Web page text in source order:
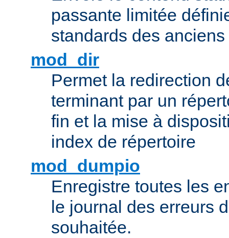
passante limitée
standards des
mod_dir
Permet la redirection
terminant par un
fin et la mise à
index de répertoire
mod_dumpio
Enregistre toutes les
le journal des erreurs
souhaitée.